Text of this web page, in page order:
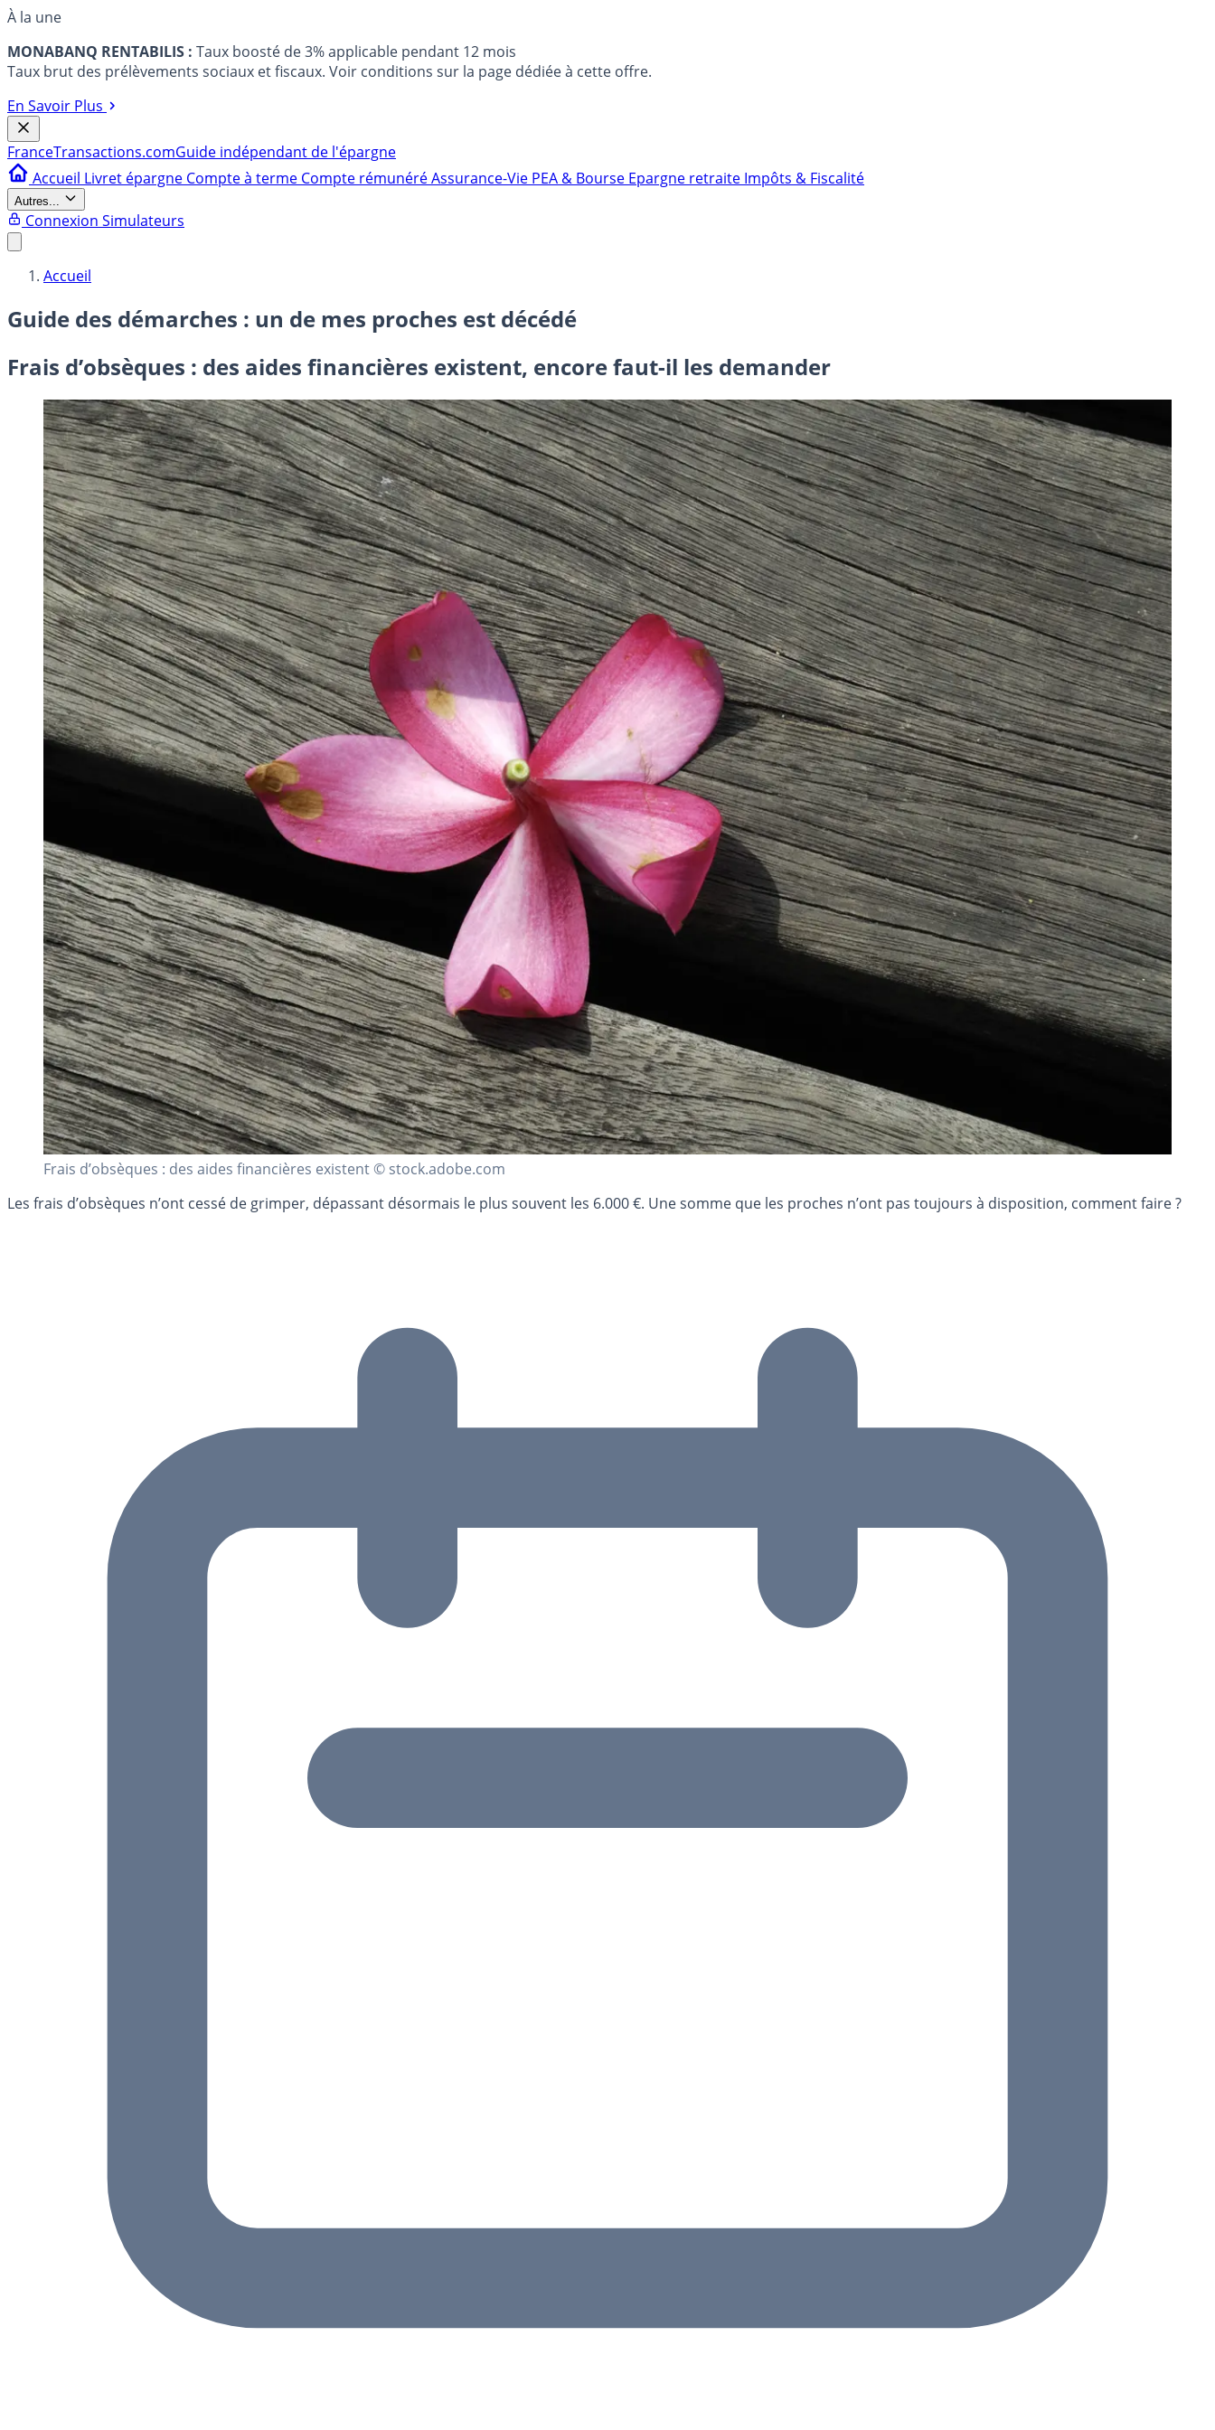
À la une
MONABANQ RENTABILIS : Taux boosté de 3% applicable pendant 12 mois
Taux brut des prélèvements sociaux et fiscaux. Voir conditions sur la page dédiée à cette offre.
En Savoir Plus
FranceTransactions.comGuide indépendant de l'épargne
Accueil Livret épargne Compte à terme Compte rémunéréAssurance-Vie PEA & Bourse Epargne retraite Impôts & Fiscalité
Autres...
Connexion Simulateurs
Accueil
Guide des démarches : un de mes proches est décédé
Frais d’obsèques : des aides financières existent, encore faut-il les demander
Frais d’obsèques : des aides financières existent © stock.adobe.com
Les frais d’obsèques n’ont cessé de grimper, dépassant désormais le plus souvent les 6.000 €. Une somme que les proches n’ont pas toujours à disposition, comment faire ?